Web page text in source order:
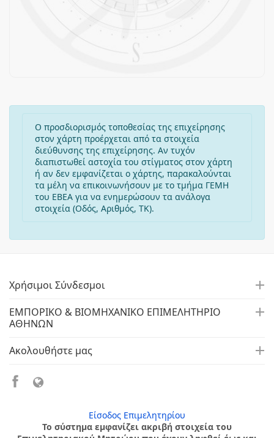
Ο προσδιορισμός τοποθεσίας της επιχείρησης
στον χάρτη προέρχεται από τα στοιχεία
διεύθυνσης της επιχείρησης. Αν τυχόν
διαπιστωθεί αστοχία του στίγματος στον χάρτη
ή αν δεν εμφανίζεται ο χάρτης, παρακαλούνται
τα μέλη να επικοινωνήσουν με το τμήμα ΓΕΜΗ
του ΕΒΕΑ για να ενημερώσουν τα ανάλογα
στοιχεία (Οδός, Αριθμός, ΤΚ).
Χρήσιμοι Σύνδεσμοι
ΕΜΠΟΡΙΚΟ & ΒΙΟΜΗΧΑΝΙΚΟ ΕΠΙΜΕΛΗΤΗΡΙΟ
ΑΘΗΝΩΝ
Ακολουθήστε μας
Είσοδος Επιμελητηρίου
Το σύστημα εμφανίζει ακριβή στοιχεία του